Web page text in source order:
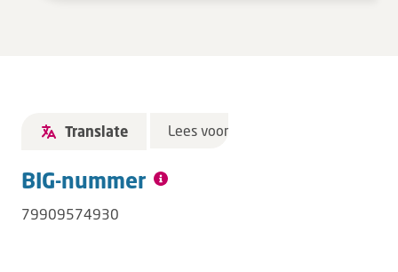
Translate Lees voor
BIG-nummer
79909574930